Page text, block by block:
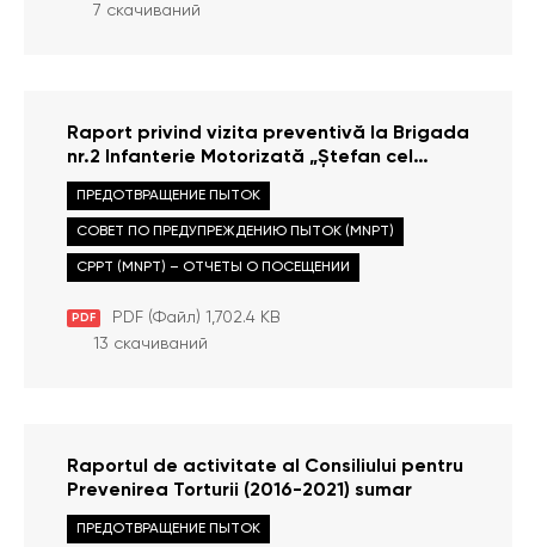
7 скачиваний
Raport privind vizita preventivă la Brigada
nr.2 Infanterie Motorizată „Ștefan cel
Mare” din 01 februarie 2022
PDF PDF (Файл) 1,702.4 KB
ПРЕДОТВРАЩЕНИЕ ПЫТОК
СОВЕТ ПО ПРЕДУПРЕЖДЕНИЮ ПЫТОК (MNPT)
CPPT (MNPT) – ОТЧЕТЫ О ПОСЕЩЕНИИ
13 скачиваний
Raportul de activitate al Consiliului pentru
Prevenirea Torturii (2016-2021) sumar
ПРЕДОТВРАЩЕНИЕ ПЫТОК